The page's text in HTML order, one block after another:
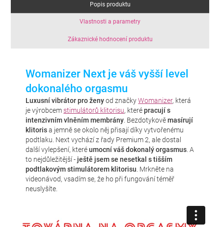
Popis produktu
Vlastnosti a parametry
Zákaznické hodnocení produktu
Womanizer Next je váš vyšší level
dokonalého orgasmu
Luxusní vibrátor pro ženyod značkyWomanizer, která
je výrobcemstimulátorů klitorisu, kterépracují s
intenzivním vlněním membrány. Bezdotykověmasírují
klitorisa jemně se okolo něj přisají díky vytvořenému
podtlaku. Next vychází z řady Premium 2, ale dostal
další vylepšení, kteréumocní váš dokonalý orgasmus. A
to nejdůležitější - ještě jsem se nesetkal s tišším
podtlakovým stimulátorem klitorisu. Mrkněte na
videonávod, vsadím se, že ho při fungování téměř
neuslyšíte.